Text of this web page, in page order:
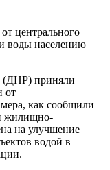
(ДНР) приняли
от
как сообщили
жилищно-
на улучшение
водой в